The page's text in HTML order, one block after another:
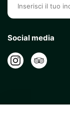
Social media